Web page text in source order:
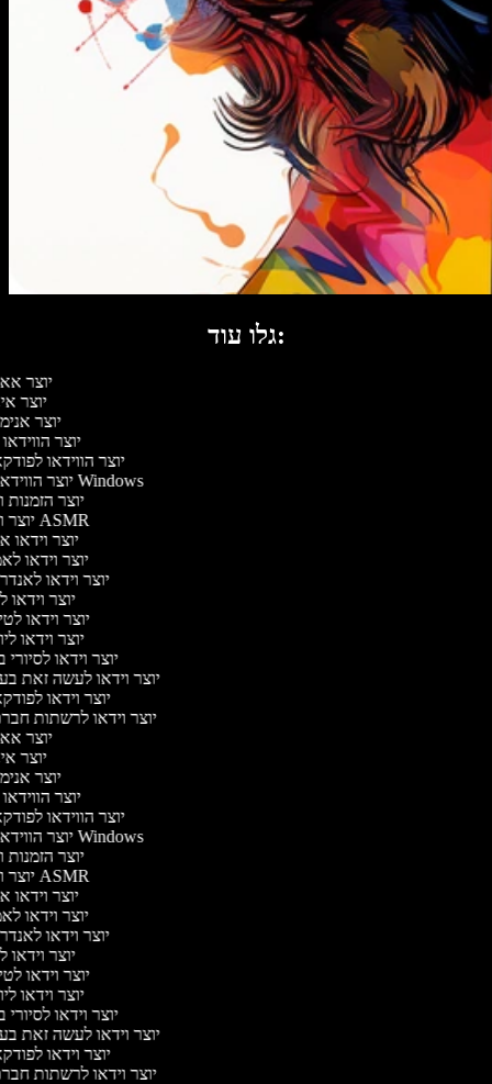
גלו עוד:
יוצר
יוצר
יוצר
יוצר
יוצר הווידאו
יוצר הווידאו של Windows
יוצר הזמנות
יוצר וידאו ASMR
יוצר וידאו
יוצר וידאו
יוצר וידאו
יוצר וידאו
יוצר וידאו
יוצר וידאו
יוצר וידאו
יוצר וידאו לעשה זאת
יוצר וידאו
יוצר וידאו לרשתות
יוצר
יוצר
יוצר
יוצר
יוצר הווידאו
יוצר הווידאו של Windows
יוצר הזמנות
יוצר וידאו ASMR
יוצר וידאו
יוצר וידאו
יוצר וידאו
יוצר וידאו
יוצר וידאו
יוצר וידאו
יוצר וידאו
יוצר וידאו לעשה זאת
יוצר וידאו
יוצר וידאו לרשתות